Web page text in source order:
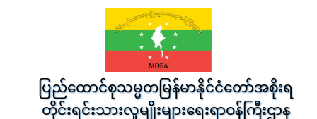
ပြည်ထောင်စုသမ္မတမြန်မာနိုင်ငံတော်အစိုးရ
တိုင်းရင်းသားလူမျိုးများရေးရာဝန်ကြီးဌာန